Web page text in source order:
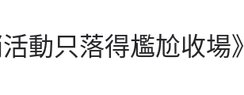
動只落得尷尬收場》